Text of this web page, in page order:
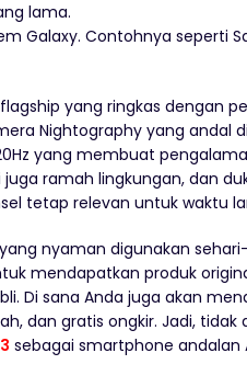
lama.
Galaxy. Contohnya seperti
yang ringkas dengan
Nightography yang andal
yang membuat
ramah lingkungan, dan
tetap relevan untuk waktu
nyaman digunakan
mendapatkan produk
Di sana Anda juga akan
dan gratis ongkir. Jadi, tidak
sebagai smartphone andalan